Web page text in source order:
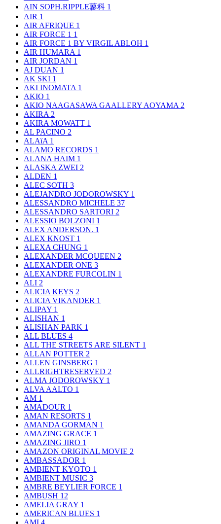
AIN SOPH.RIPPLE蓼科 1
AIR 1
AIR AFRIQUE 1
AIR FORCE 1 1
AIR FORCE 1 BY VIRGIL ABLOH 1
AIR HUMARA 1
AIR JORDAN 1
AJ DUAN 1
AK SKI 1
AKI INOMATA 1
AKIO 1
AKIO NAAGASAWA GAALLERY AOYAMA2
AKIRA2
AKIRA MOWATT 1
AL PACINO 2
ALAïA 1
ALAMO RECORDS 1
ALANA HAIM 1
ALASKA ZWEI 2
ALDEN 1
ALEC SOTH 3
ALEJANDRO JODOROWSKY 1
ALESSANDRO MICHELE 37
ALESSANDRO SARTORI 2
ALESSIO BOLZONI 1
ALEX ANDERSON. 1
ALEX KNOST 1
ALEXA CHUNG 1
ALEXANDER MCQUEEN 2
ALEXANDER ONE 3
ALEXANDRE FURCOLIN 1
ALI 2
ALICIA KEYS 2
ALICIA VIKANDER 1
ALIPAY 1
ALISHAN 1
ALISHAN PARK 1
ALL BLUES 4
ALL THE STREETS ARE SILENT 1
ALLAN POTTER 2
ALLEN GINSBERG 1
ALLRIGHTRESERVED 2
ALMA JODOROWSKY 1
ALVA AALTO 1
AM 1
AMADOUR 1
AMAN RESORTS 1
AMANDA GORMAN 1
AMAZING GRACE 1
AMAZING JIRO 1
AMAZON ORIGINAL MOVIE 2
AMBASSADOR 1
AMBIENT KYOTO 1
AMBIENT MUSIC 3
AMBRE BEYLIER FORCE 1
AMBUSH 12
AMELIA GRAY 1
AMERICAN BLUES 1